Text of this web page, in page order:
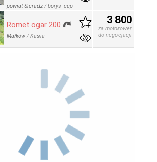
powiat Sieradz /borys_cup
Romet ogar 200
Małków /Kasia
3 800
za motorower
do negocjacji